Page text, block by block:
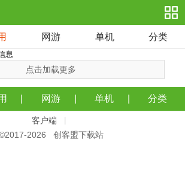
网游 单机 分类
息
点击加载更多
网游 单机 分类
客户端
2026 创客盟下载站